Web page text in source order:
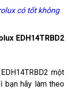
có tốt không
EDH14TRBD2
một
bạn hãy làm theo